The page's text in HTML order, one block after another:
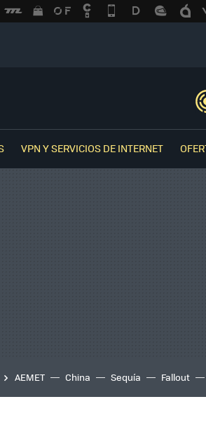
VPN Y SERVICIOS DE INTERNET
AEMET China Sequía Fallout